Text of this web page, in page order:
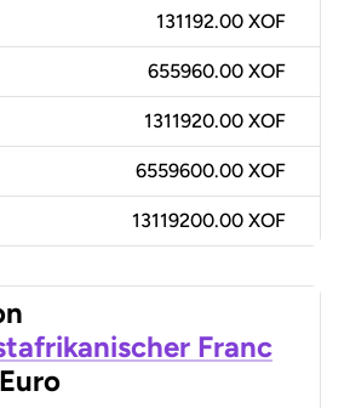
131192.00 XOF
655960.00 XOF
1311920.00 XOF
6559600.00 XOF
13119200.00 XOF
Franc
Euro